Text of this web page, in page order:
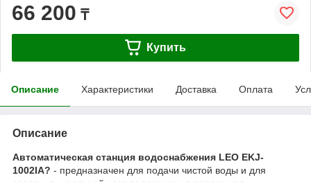
66 200 ₸
Купить
Описание Характеристики Доставка Оплата
Описание
Автоматическая станция водоснабжения LEO EKJ-
1002IA? - предназначен для подачи чистой воды и для